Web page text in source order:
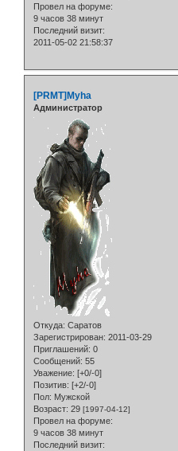
Провел на форуме:
9 часов 38 минут
Последний визит:
2011-05-02 21:58:37
[PRMT]Myha
Администратор
Откуда: Саратов
Зарегистрирован: 2011-03-29
Приглашений: 0
Сообщений: 55
Уважение: [+0/-0]
Позитив: [+2/-0]
Пол: Мужской
Возраст: 29 [1997-04-12]
Провел на форуме:
9 часов 38 минут
Последний визит: